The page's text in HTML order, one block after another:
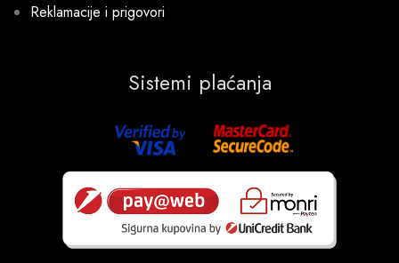
Reklamacije i prigovori
Sistemi plaćanja